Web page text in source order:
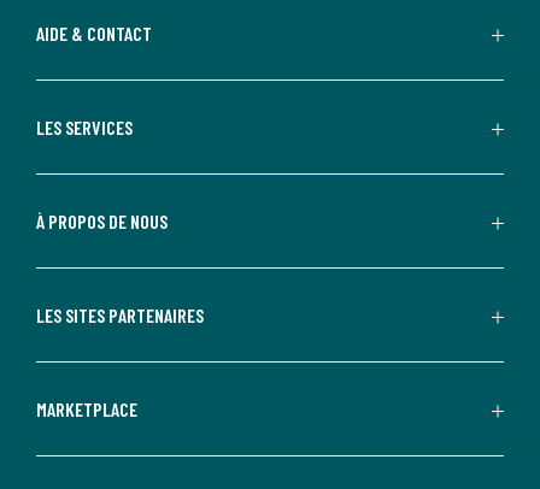
AIDE & CONTACT
LES SERVICES
À PROPOS DE NOUS
LES SITES PARTENAIRES
MARKETPLACE